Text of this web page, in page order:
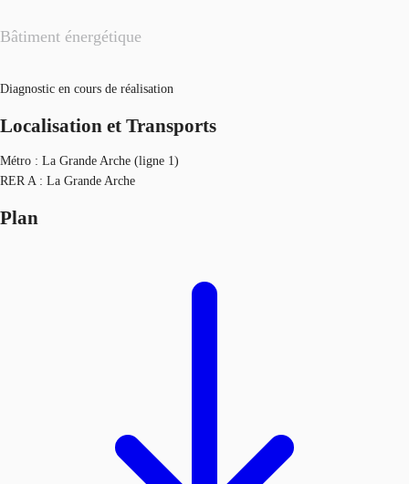
Bâtiment énergétique
Diagnostic en cours de réalisation
Localisation et Transports
Métro : La Grande Arche (ligne 1)
RER A : La Grande Arche
Plan